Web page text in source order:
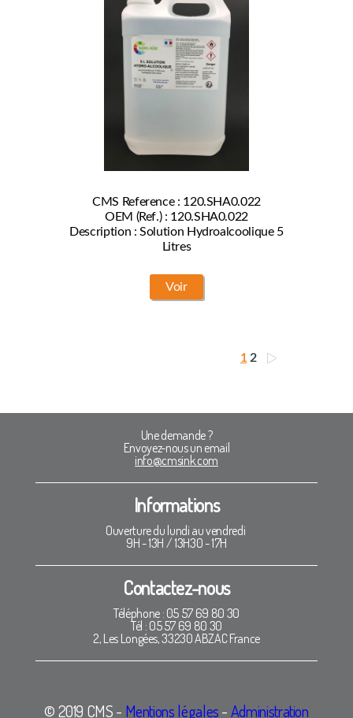
CMS Reference : 120.SHA0.022
OEM (Ref.) : 120.SHA0.022
Description : Solution Hydroalcoolique 5
Litres
Voir
1 2
Une demande ?
Envoyez-nous un email
info@cmsink.com
Informations
Ouverture du lundi au vendredi
9H - 13H / 13H30 - 17H
Contactez-nous
Téléphone : 05 57 69 80 30
Tél : 05 57 69 80 30
2, Les Longées, 33230 ABZAC France
© 2019 CMS - Mentions légales-Administration